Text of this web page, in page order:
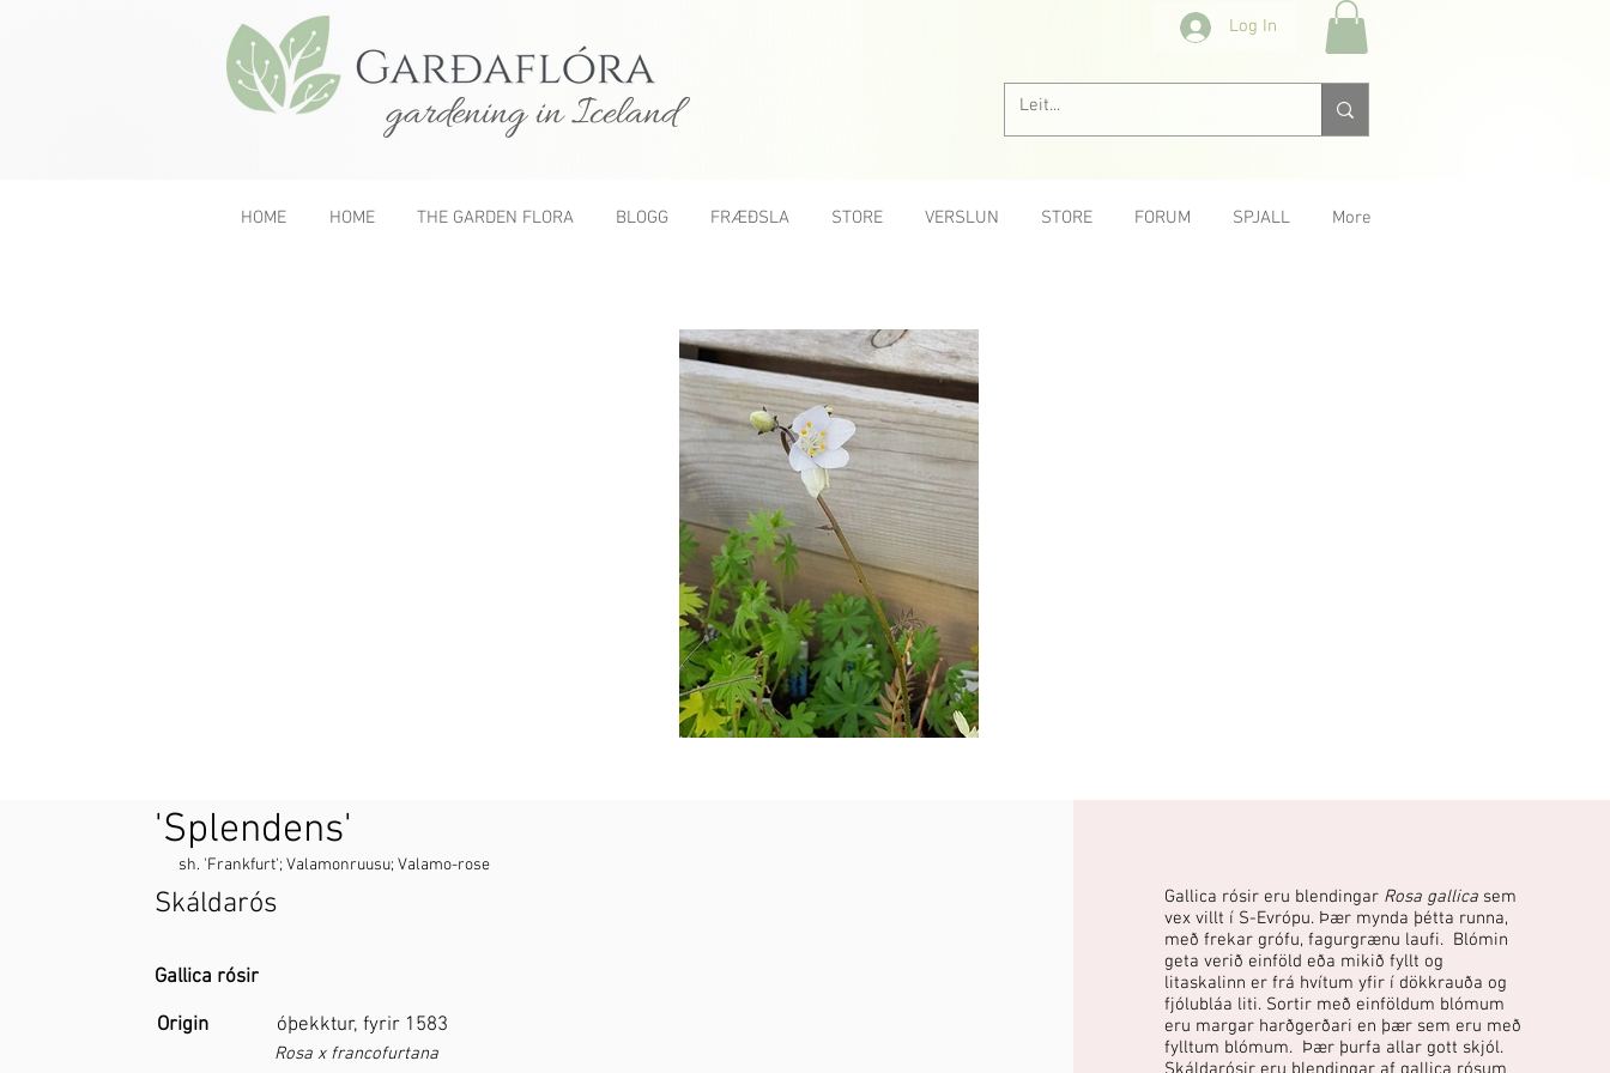
gardening in Iceland
Log In
HOME HOME THE GARDEN FLORA BLOGG FRÆÐSLA STORE VERSLUN STORE FORUM SPJALL More
'Splendens'
sh. 'Frankfurt'; Valamonruusu; Valamo-rose
Skáldarós
Gallica rósir
Origin
óþekktur, fyrir 1583
Rosa x francofurtana
Gallica rósir eru blendingar Rosa gallica sem
vex villt í S-Evrópu. Þær mynda þétta runna,
með frekar grófu, fagurgrænu laufi. Blómin
geta verið einföld eða mikið fyllt og
litaskalinn er frá hvítum yfir í dökkrauða og
fjólubláa liti. Sortir með einföldum blómum
eru margar harðgerðari en þær sem eru með
fylltum blómum. Þær þurfa allar gott skjól.